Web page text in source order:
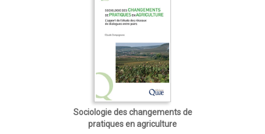
Sociologie des changements de
pratiques en agriculture